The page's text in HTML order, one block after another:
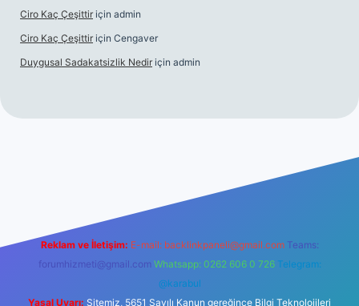
Ciro Kaç Çeşittir için admin
Ciro Kaç Çeşittir için Cengaver
Duygusal Sadakatsizlik Nedir için admin
elexbetgiris.org
Reklam ve İletişim: E-mail: backlinkpaneli@gmail.com Teams:
forumhizmeti@gmail.com Whatsapp: 0262 606 0 726 Telegram:
@karabul
Yasal Uyarı: Sitemiz, 5651 Sayılı Kanun gereğince Bilgi Teknolojileri